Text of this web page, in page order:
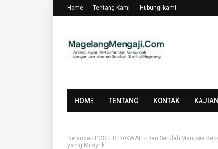
Home Tentang Kami Hubungi kami
HOME TENTANG KONTAK KAJIAN
Beranda POSTER DAKWAH
Dan Serulah Manusia
yamg Musyrik